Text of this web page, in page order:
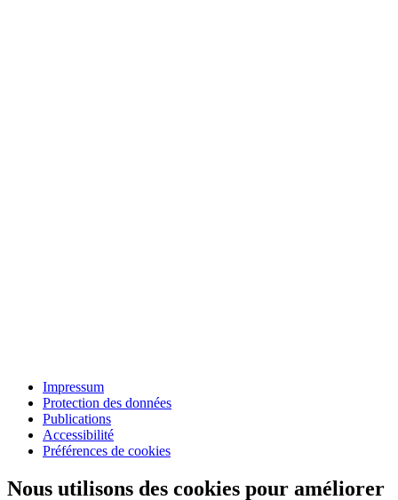
Impressum
Protection des données
Publications
Accessibilité
Préférences de cookies
Nous utilisons des cookies pour améliorer